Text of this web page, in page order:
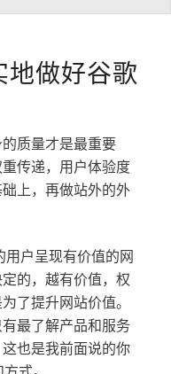
做好谷歌
质量才是最重要
传递，用户体验度
上，再做站外的外
户呈现有价值的网
的，越有价值，权
了提升网站价值。
最了解产品和服务
也是我前面说的你